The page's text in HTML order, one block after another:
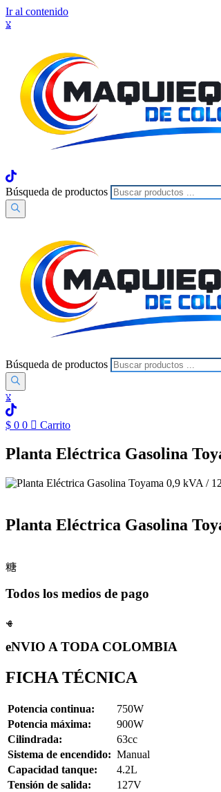
Ir al contenido
Búsqueda de productos
Búsqueda de productos
$ 0 0 Carrito
Planta Eléctrica Gasolina
Planta Eléctrica Gasolina
Todos los medios de pago
eNVIO A TODA COLOMBIA
FICHA TÉCNICA
Potencia continua:
750W
Potencia máxima:
900W
Cilindrada:
63cc
Sistema de encendido: Manual
Capacidad tanque:
4.2L
Tensión de salida:
127V